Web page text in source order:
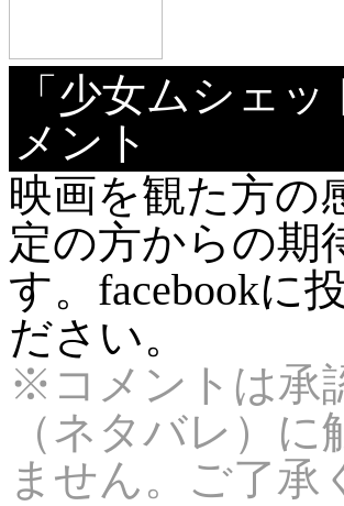
「少女ムシェ
メント
映画を観た方の
定の方からの期
す。facebookに
ださい。
※コメントは承
（ネタバレ）
ません。ご了承